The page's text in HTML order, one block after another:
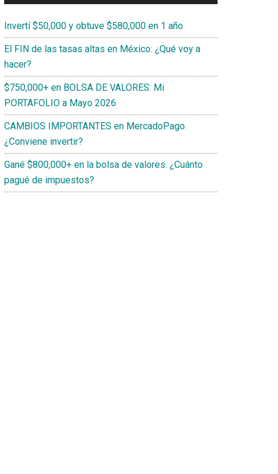
Invertí $50,000 y obtuve $580,000 en 1 año
El FIN de las tasas altas en México: ¿Qué voy a
hacer?
$750,000+ en BOLSA DE VALORES: Mi
PORTAFOLIO a Mayo 2026
CAMBIOS IMPORTANTES en MercadoPago.
¿Conviene invertir?
Gané $800,000+ en la bolsa de valores. ¿Cuánto
pagué de impuestos?